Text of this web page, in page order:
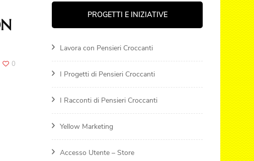
0
PROGETTI E INIZIATIVE
Lavora con Pensieri Croccanti
I Progetti di Pensieri Croccanti
I Racconti di Pensieri Croccanti
Yellow Marketing
Accesso Utente – Store